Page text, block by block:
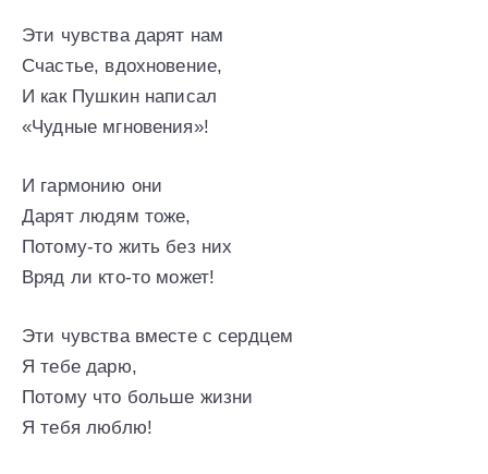
Эти чувства дарят нам
Счастье, вдохновение,
И как Пушкин написал
«Чудные мгновения»!
И гармонию они
Дарят людям тоже,
Потому-то жить без них
Вряд ли кто-то может!
Эти чувства вместе с сердцем
Я тебе дарю,
Потому что больше жизни
Я тебя люблю!